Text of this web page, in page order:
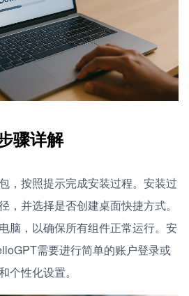
骤详解
，按照提示完成安装过程。安装过
，并选择是否创建桌面快捷方式。
脑，以确保所有组件正常运行。安
需要进行简单的账户登录或
个性化设置。